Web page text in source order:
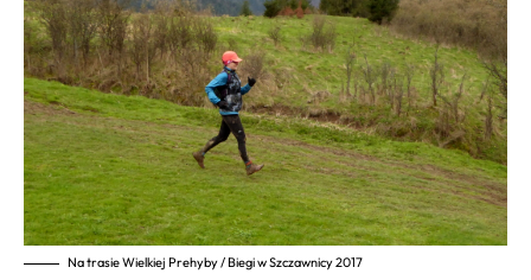
Na trasie Wielkiej Prehyby / Biegi w Szczawnicy 2017